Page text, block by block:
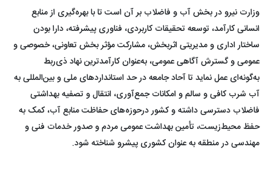
وزارت نیرو در بخش آب و فاضلاب بر آن است تا با بهره‌گیری از منابع
انسانی کارآمد، توسعه تحقیقات کاربردی، فناوری پیشرفته، دارا بودن
ساختار اداری و مدیریتی اثربخش، مشارکت مؤثر بخش تعاونی، خصوصی و
عمومی و گسترش آگاهی عمومی، به‌عنوان کارآمدترین نهاد ذی‌ربط
به‌گونه‌ای عمل نماید تا آحاد جامعه در حد استانداردهای ملی و بین‌المللی به
آب شرب کافی و سالم و امکانات جمع‌آوری، انتقال و تصفیه بهداشتی
فاضلاب دسترسی داشته و کشور درحوزه‌های حفاظت منابع آب، کمک به
حفظ محیط‌زیست، تأمین بهداشت عمومی مردم و صدور خدمات فنی و
مهندسی در منطقه به عنوان کشوری پیشرو شناخته شود.